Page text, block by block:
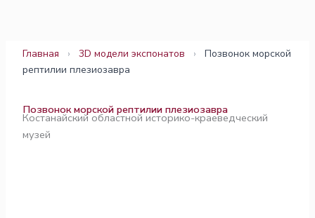
Главная › 3D модели экспонатов ›
Позвонок морской
рептилии плезиозавра
Позвонок морской рептилии плезиозавра
Костанайский областной историко-краеведческий
музей